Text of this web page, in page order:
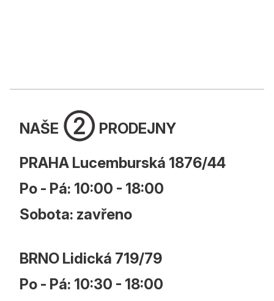
NAŠE ➁ PRODEJNY
PRAHA Lucemburská 1876/44
Po - Pá: 10:00 - 18:00
Sobota: zavřeno
BRNO Lidická 719/79
Po - Pá: 10:30 - 18:00